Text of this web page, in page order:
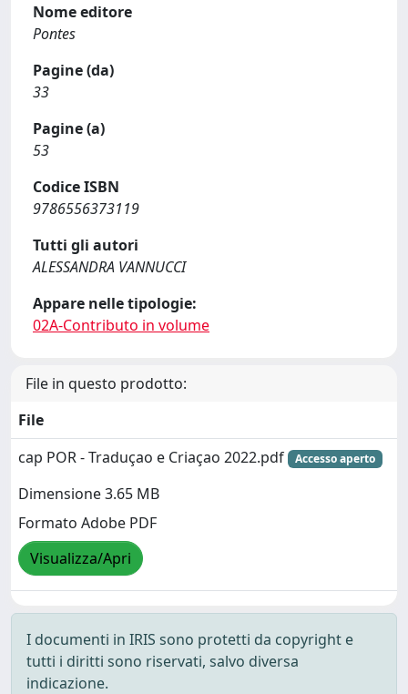
Nome editore
Pontes
Pagine (da)
33
Pagine (a)
53
Codice ISBN
9786556373119
Tutti gli autori
ALESSANDRA VANNUCCI
Appare nelle tipologie:
02A-Contributo in volume
File in questo prodotto:
File
cap POR - Traduçao e Criaçao 2022.pdf
Accesso aperto
Dimensione 3.65 MB
Formato Adobe PDF
Visualizza/Apri
I documenti in IRIS sono protetti da copyright e
tutti i diritti sono riservati, salvo diversa
indicazione.